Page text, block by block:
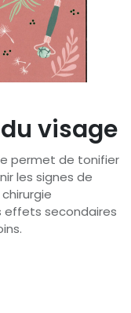
visage
permet de tonifier
les signes de
effets secondaires